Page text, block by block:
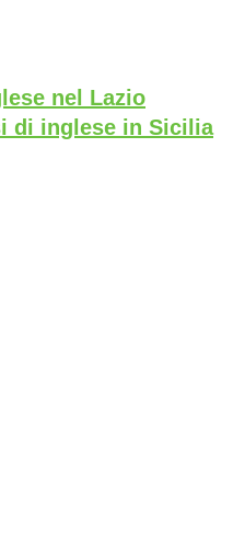
nel Lazio
di inglese in Sicilia